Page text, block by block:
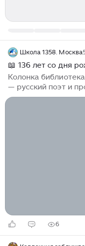
Школа 1358. Москва
📖 136 лет со дня
Колонка
— русский поэт и
литературных
6